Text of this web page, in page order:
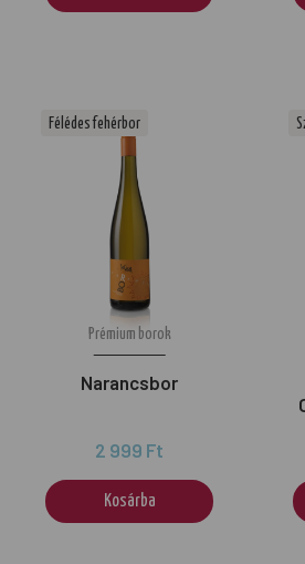
Prémium borok
Narancsbor
2 999 Ft
Kosárba
Félédes fehérbor